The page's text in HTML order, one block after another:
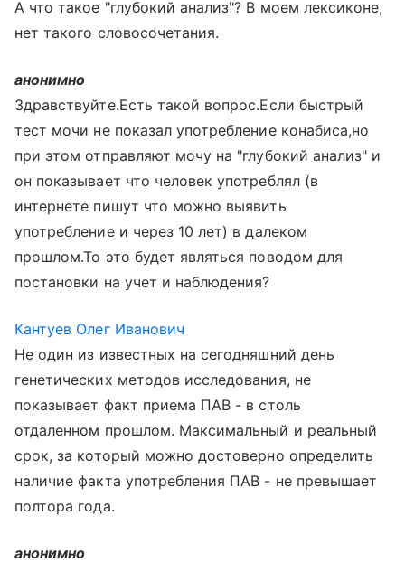
А что такое "глубокий анализ"? В моем лексиконе,
нет такого словосочетания.
анонимно
Здравствуйте.Есть такой вопрос.Если быстрый
тест мочи не показал употребление конабиса,но
при этом отправляют мочу на "глубокий анализ" и
он показывает что человек употреблял (в
интернете пишут что можно выявить
употребление и через 10 лет) в далеком
прошлом.То это будет являться поводом для
постановки на учет и наблюдения?
Кантуев Олег Иванович
Не один из известных на сегодняшний день
генетических методов исследования, не
показывает факт приема ПАВ - в столь
отдаленном прошлом. Максимальный и реальный
срок, за который можно достоверно определить
наличие факта употребления ПАВ - не превышает
полтора года.
анонимно